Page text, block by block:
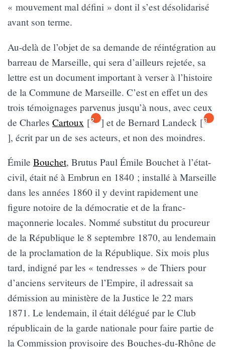
« mouvement mal défini » dont il s’est désolidarisé
avant son terme.
Au-delà de l’objet de sa demande de réintégration au
barreau de Marseille, qui sera d’ailleurs rejetée, sa
lettre est un document important à verser à l’histoire
de la Commune de Marseille. C’est en effet un des
trois témoignages parvenus jusqu’à nous, avec ceux
de Charles Cartoux [2 ] et de Bernard Landeck [3
], écrit par un de ses acteurs, et non des moindres.
Émile Bouchet, Brutus Paul Émile Bouchet à l’état-
civil, était né à Embrun en 1840 ; installé à Marseille
dans les années 1860 il y devint rapidement une
figure notoire de la démocratie et de la franc-
maçonnerie locales. Nommé substitut du procureur
de la République le 8 septembre 1870, au lendemain
de la proclamation de la République. Six mois plus
tard, indigné par les « tendresses » de Thiers pour
d’anciens serviteurs de l’Empire, il adressait sa
démission au ministère de la Justice le 22 mars
1871. Le lendemain, il était délégué par le Club
républicain de la garde nationale pour faire partie de
la Commission provisoire des Bouches-du-Rhône de